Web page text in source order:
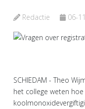
Redactie 06-
SCHIEDAM - Theo
het college weten